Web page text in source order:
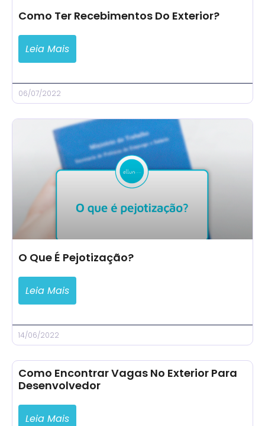
Como Ter Recebimentos Do Exterior?
Leia Mais
06/07/2022
O Que É Pejotização?
Leia Mais
14/06/2022
Como Encontrar Vagas No Exterior Para
Desenvolvedor
Leia Mais